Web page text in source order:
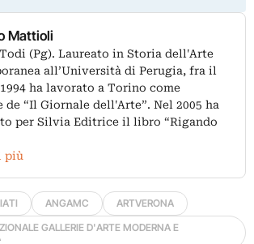
Mattioli
(Pg). Laureato in Storia dell'Arte
all’Università di Perugia, fra il
ha lavorato a Torino come
de “Il Giornale dell'Arte”. Nel 2005 ha
per Silvia Editrice il libro “Rigando
più
ANGAMC
ARTVERONA
GALLERIE D'ARTE MODERNA E